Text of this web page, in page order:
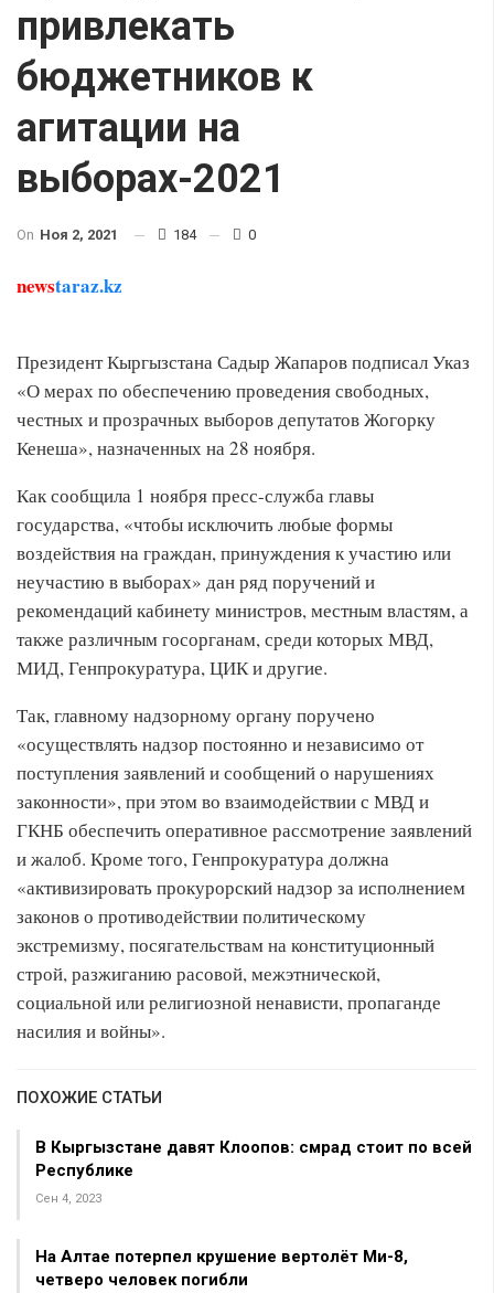
привлекать
бюджетников к
агитации на
выборах-2021
On Ноя 2, 2021 184 0
newstaraz.kz
Президент Кыргызстана Садыр Жапаров подписал Указ
«О мерах по обеспечению проведения свободных,
честных и прозрачных выборов депутатов Жогорку
Кенеша», назначенных на 28 ноября.
Как сообщила 1 ноября пресс-служба главы
государства, «чтобы исключить любые формы
воздействия на граждан, принуждения к участию или
неучастию в выборах» дан ряд поручений и
рекомендаций кабинету министров, местным властям, а
также различным госорганам, среди которых МВД,
МИД, Генпрокуратура, ЦИК и другие.
Так, главному надзорному органу поручено
«осуществлять надзор постоянно и независимо от
поступления заявлений и сообщений о нарушениях
законности», при этом во взаимодействии с МВД и
ГКНБ обеспечить оперативное рассмотрение заявлений
и жалоб. Кроме того, Генпрокуратура должна
«активизировать прокурорский надзор за исполнением
законов о противодействии политическому
экстремизму, посягательствам на конституционный
строй, разжиганию расовой, межэтнической,
социальной или религиозной ненависти, пропаганде
насилия и войны».
ПОХОЖИЕ СТАТЬИ
В Кыргызстане давят Клоопов: смрад стоит по всей
Республике
Сен 4, 2023
На Алтае потерпел крушение вертолёт Ми-8,
четверо человек погибли